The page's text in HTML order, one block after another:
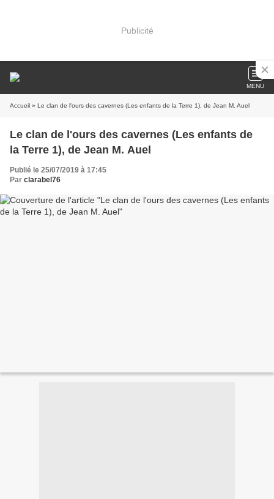
Publicité
MENU
Accueil » Le clan de l'ours des cavernes (Les enfants de la Terre 1), de Jean M. Auel
Le clan de l'ours des cavernes (Les enfants de
la Terre 1), de Jean M. Auel
Publié le 25/07/2019 à 17:45
Par clarabel76